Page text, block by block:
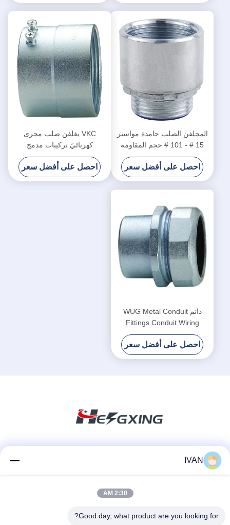
المجلفن الصلب جامدة مواسير
15 # - 101 # حجم المقاومة
للتآكل
احصل على أفضل سعر
VKC يغلفن صلب مجرى
كهربائيّ تركيبات مدمج
Stucture
احصل على أفضل سعر
دائم WUG Metal Conduit
Fittings Conduit Wiring
Accessories Male Type
احصل على أفضل سعر
IVAN
2:30 AM
Good day, what product are you looking for?